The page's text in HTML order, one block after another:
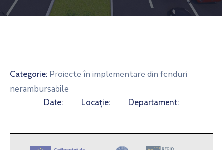
Categorie: Proiecte în implementare din fonduri
nerambursabile
Date: Locație: Departament: